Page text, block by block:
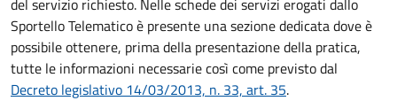
Sportello Telematico è presente una sezione dedicata dove è
possibile ottenere, prima della presentazione della pratica,
tutte le informazioni necessarie così come previsto dal
Decreto legislativo 14/03/2013, n. 33, art. 35.